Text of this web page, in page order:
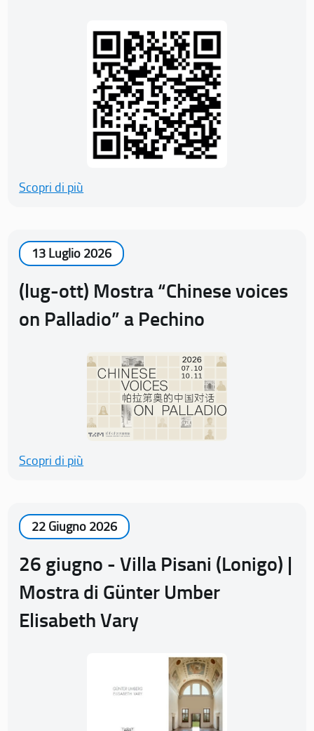
Scopri di più
13 Luglio 2026
(lug-ott) Mostra “Chinese voices
on Palladio” a Pechino
Scopri di più
22 Giugno 2026
26 giugno - Villa Pisani (Lonigo) |
Mostra di Günter Umber
Elisabeth Vary